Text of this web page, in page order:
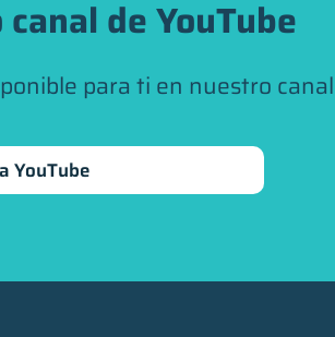
de YouTube
para ti en nuestro
YouTube